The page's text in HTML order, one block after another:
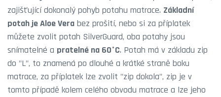
zajišťující dokonalý pohyb potahu matrace. Základní
potah je Aloe Vera bez prošití, nebo si za příplatek
můžete zvolit potah SilverGuard, oba potahy jsou
snímatelné a pratelné na 60°C. Potah má v základu zip
do "L", to znamená po dlouhé a krátké straně boku
matrace, za příplatek lze zvolit "zip dokola", zip je v
tomto případě kolem celého obvodu matrace a lze jeho